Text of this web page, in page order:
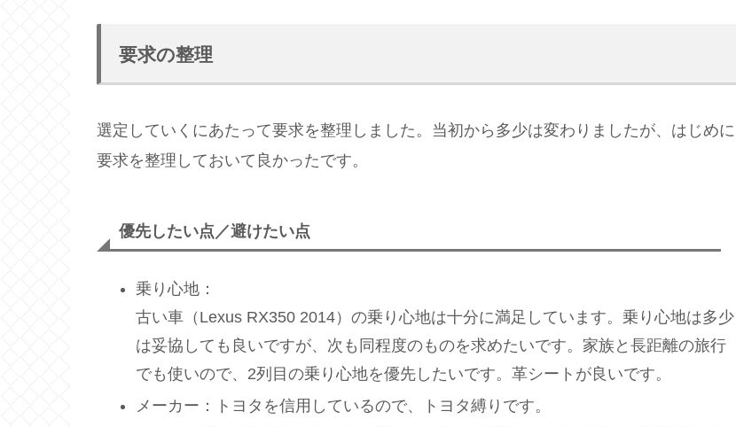
要求の整理
選定していくにあたって要求を整理しました。当初から多少は変わりましたが、はじめに
要求を整理しておいて良かったです。
優先したい点／避けたい点
乗り心地：
古い車（Lexus RX350 2014）の乗り心地は十分に満足しています。乗り心地は多少
は妥協しても良いですが、次も同程度のものを求めたいです。家族と長距離の旅行
でも使いので、2列目の乗り心地を優先したいです。革シートが良いです。
メーカー：トヨタを信用しているので、トヨタ縛りです。